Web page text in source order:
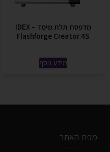
מדפסת תלת מימד IDEX –
Flashforge Creator 4S
מידע נוסף
מפת האתר